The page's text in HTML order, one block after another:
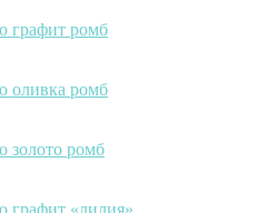
графит ромб
оливка ромб
золото ромб
графит «лилия»